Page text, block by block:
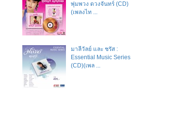
พุ่มพวง ดวงจันทร์ (CD)
(เพลงไท ...
มาลีวัลย์​ และ​ ชรัส​ :
Essential Music Series
(CD)(เพล ...